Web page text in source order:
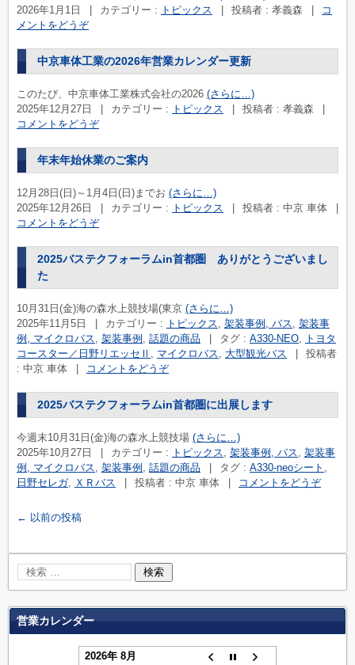
2026年1月1日
カテゴリー : トピックス 投稿者 : 孝義森
コ
メントをどうぞ
中京車体工業の2026年営業カレンダー更新
このたび、中京車体工業株式会社の2026 (さらに…)
2025年12月27日
カテゴリー : トピックス 投稿者 : 孝義森
コメントをどうぞ
年末年始休業のご案内
12月28日(日)～1月4日(日)までお (さらに…)
2025年12月26日
カテゴリー : トピックス 投稿者 : 中京 車体
コメントをどうぞ
2025バステクフォーラムin首都圏 ありがとうございまし
た
10月31日(金)海の森水上競技場(東京 (さらに…)
2025年11月5日
カテゴリー : トピックス, 架装事例, バス, 架装事
例, マイクロバス, 架装事例 , 話題の商品 タグ : A330-NEO, トヨタ
コースター／日野リエッセⅡ , マイクロバス, 大型観光バス
投稿者
: 中京 車体
コメントをどうぞ
2025バステクフォーラムin首都圏に出展します
今週末10月31日(金)海の森水上競技場 (さらに…)
2025年10月27日
カテゴリー : トピックス, 架装事例, バス, 架装事
例, マイクロバス, 架装事例 , 話題の商品 タグ : A330-neoシート ,
日野セレガ, ＸＲバス 投稿者 : 中京 車体 コメントをどうぞ
← 以前の投稿
営業カレンダー
2026年 8月